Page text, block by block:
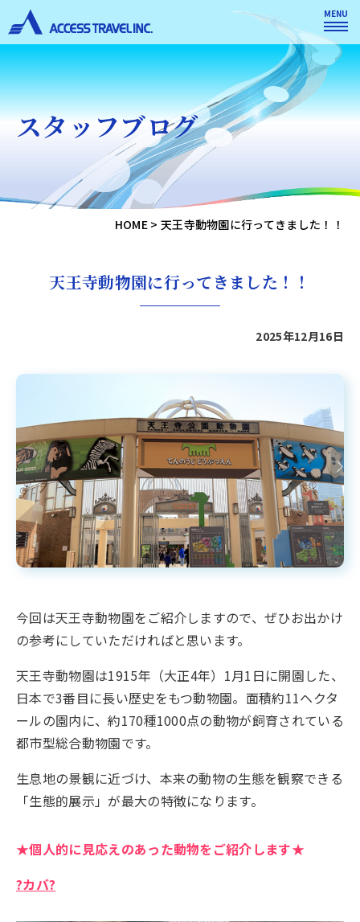
MENU
スタッフブログ
HOME> 天王寺動物園に行ってきました！！
天王寺動物園に行ってきました！！
2025年12月16日
今回は天王寺動物園をご紹介しますので、ぜひお出かけ
の参考にしていただければと思います。
天王寺動物園は1915年（大正4年）1月1日に開園した、
日本で3番目に長い歴史をもつ動物園。面積約11ヘクタ
ールの園内に、約170種1000点の動物が飼育されている
都市型総合動物園です。
生息地の景観に近づけ、本来の動物の生態を観察できる
「生態的展示」が最大の特徴になります。
★個人的に見応えのあった動物をご紹介します★
?カバ?